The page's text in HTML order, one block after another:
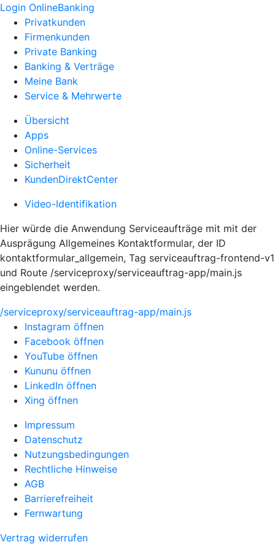
Login OnlineBanking
Privatkunden
Firmenkunden
Private Banking
Banking & Verträge
Meine Bank
Service & Mehrwerte
Übersicht
Apps
Online-Services
Sicherheit
KundenDirektCenter
Video-Identifikation
Hier würde die Anwendung Serviceaufträge mit mit der
Ausprägung Allgemeines Kontaktformular, der ID
kontaktformular_allgemein, Tag serviceauftrag-frontend-v1
und Route /serviceproxy/serviceauftrag-app/main.js
eingeblendet werden.
/serviceproxy/serviceauftrag-app/main.js
Instagram öffnen
Facebook öffnen
YouTube öffnen
Kununu öffnen
LinkedIn öffnen
Xing öffnen
Impressum
Datenschutz
Nutzungsbedingungen
Rechtliche Hinweise
AGB
Barrierefreiheit
Fernwartung
Vertrag widerrufen